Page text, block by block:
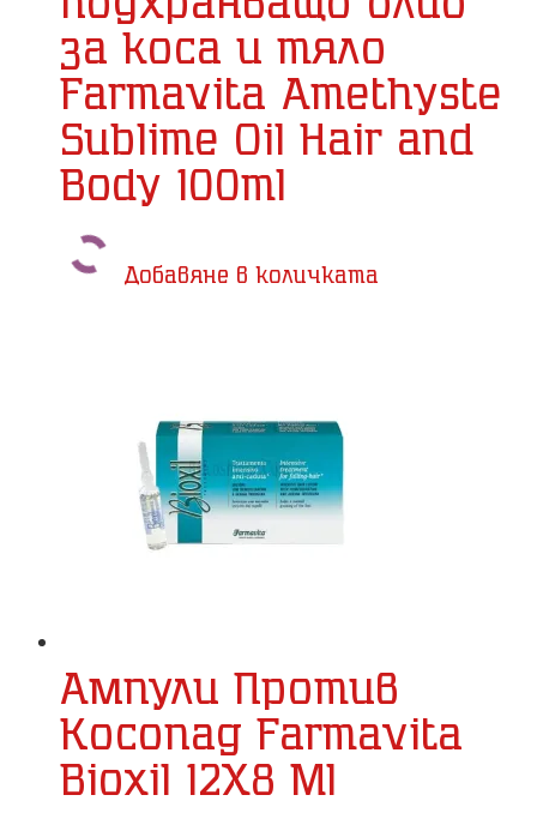
за коса и тяло
Farmavita Amethyste
Sublime Oil Hair and
Body 100ml
Добавяне в количката
Ампули Против
Косопад Farmavita
Bioxil 12X8 Ml